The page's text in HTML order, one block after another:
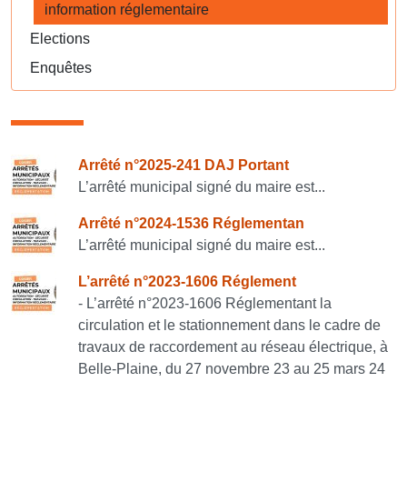
information réglementaire
Elections
Enquêtes
Consulter également
Arrêté n°2025-241 DAJ Portant
L’arrêté municipal signé du maire est...
Arrêté n°2024-1536 Réglementan
L’arrêté municipal signé du maire est...
L’arrêté n°2023-1606 Réglement
- L’arrêté n°2023-1606 Réglementant la
circulation et le stationnement dans le cadre de
travaux de raccordement au réseau électrique, à
Belle-Plaine, du 27 novembre 23 au 25 mars 24